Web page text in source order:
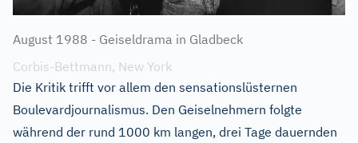
August 1988 - Geiseldrama in Gladbeck
Corbis-Bettmann, New York
Die Kritik trifft vor allem den sensationslüsternen
Boulevardjournalismus. Den Geiselnehmern folgte
während der rund 1000 km langen, drei Tage dauernden